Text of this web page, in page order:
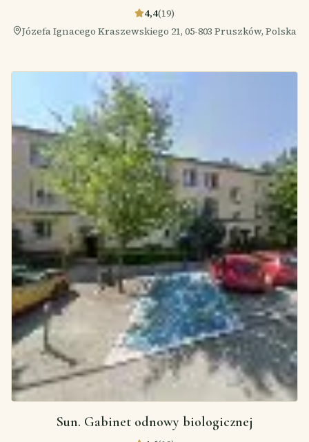
4,4(19)
Józefa Ignacego Kraszewskiego 21, 05-803 Pruszków, Polska
Sun. Gabinet odnowy biologicznej